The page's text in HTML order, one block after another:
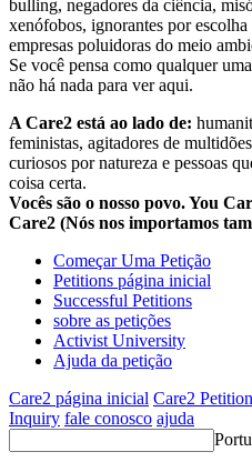
bulling, negadores da ciência,
xenófobos, ignorantes por
empresas poluidoras do meio
Se você pensa como qualquer
não há nada para ver aqui.
A Care2 está ao lado de:
feministas, agitadores de
curiosos por natureza e pessoas
coisa certa.
Vocês são o nosso povo. You
Care2 (Nós nos importamos
Começar Uma Petição
Petitions página inicial
Successful Petitions
sobre as petições
Activist University
Ajuda da petição
Care2 página inicial Care2
Inquiry fale conosco ajuda